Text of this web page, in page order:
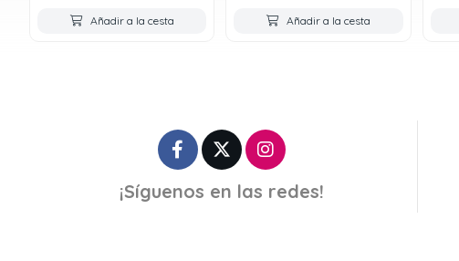
Añadir a la cesta Añadir a la cesta
¡Síguenos en las redes!